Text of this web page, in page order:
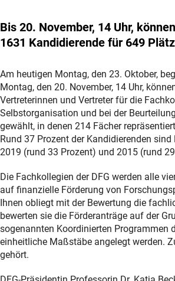
Bis 20. November, 14 Uhr,
1631 Kandidierende für 649
Am heutigen Montag, den 23. Oktober,
Montag, den 20. November, 14 Uhr,
Vertreterinnen und Vertreter für die
Selbstorganisation und bei der
gewählt, in denen 214 Fächer
Rund 37 Prozent der Kandidierenden
2019 (rund 33 Prozent) und 2015 (rund
Die Fachkollegien der DFG werden alle
auf finanzielle Förderung von
Ihnen obliegt mit der Bewertung die
bewerten sie die Förderanträge auf der
sogenannten Koordinierten Programmen
einheitliche Maßstäbe angelegt werden.
gehört.